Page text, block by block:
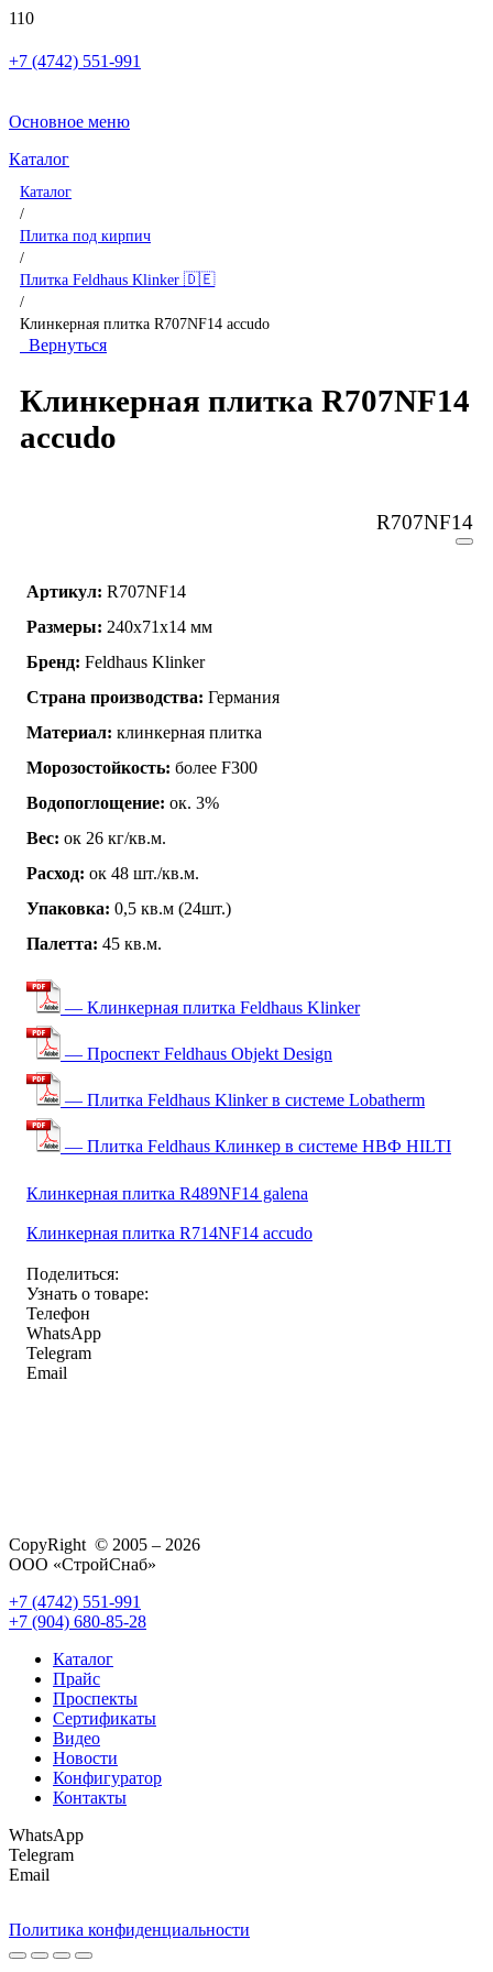
+7 (4742) 551-991
Основное меню
Каталог
Каталог
/
Плитка под кирпич
/
Плитка Feldhaus Klinker 🇩🇪
/
Клинкерная плитка R707NF14 accudo
Вернуться
Клинкерная плитка R707NF14
accudo
R707NF14
Артикул: R707NF14
Размеры: 240x71x14 мм
Бренд: Feldhaus Klinker
Страна производства: Германия
Материал: клинкерная плитка
Морозостойкость: более F300
Водопоглощение: ок. 3%
Вес: ок 26 кг/кв.м.
Расход: ок 48 шт./кв.м.
Упаковка: 0,5 кв.м (24шт.)
Палетта: 45 кв.м.
— Клинкерная плитка Feldhaus Klinker
— Проспект Feldhaus Objekt Design
— Плитка Feldhaus Klinker в системе Lobatherm
— Плитка Feldhaus Клинкер в системе НВФ HILTI
Клинкерная плитка R489NF14 galena
Клинкерная плитка R714NF14 accudo
Поделиться:
Узнать о товаре:
Телефон
WhatsApp
Telegram
Email
CopyRight © 2005 – 2026
ООО «СтройСнаб»
+7 (4742) 551-991
+7 (904) 680-85-28
Каталог
Прайс
Проспекты
Сертификаты
Видео
Новости
Конфигуратор
Контакты
WhatsApp
Telegram
Email
Политика конфиденциальности